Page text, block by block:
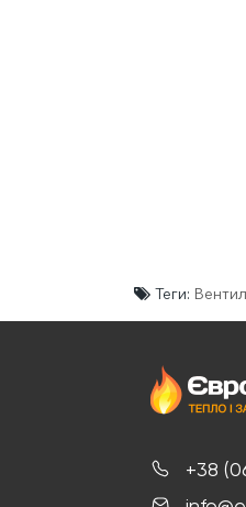
Теги:
+38